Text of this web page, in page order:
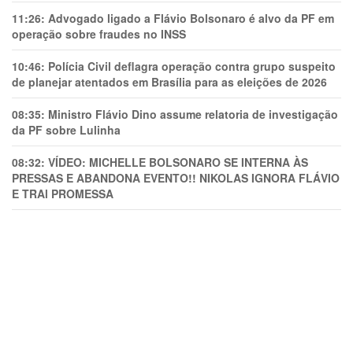
11:26: Advogado ligado a Flávio Bolsonaro é alvo da PF em
operação sobre fraudes no INSS
10:46: Polícia Civil deflagra operação contra grupo suspeito
de planejar atentados em Brasília para as eleições de 2026
08:35: Ministro Flávio Dino assume relatoria de investigação
da PF sobre Lulinha
08:32: VÍDEO: MICHELLE BOLSONARO SE INTERNA ÀS
PRESSAS E ABANDONA EVENTO!! NIKOLAS IGNORA FLÁVIO
E TRAl PROMESSA